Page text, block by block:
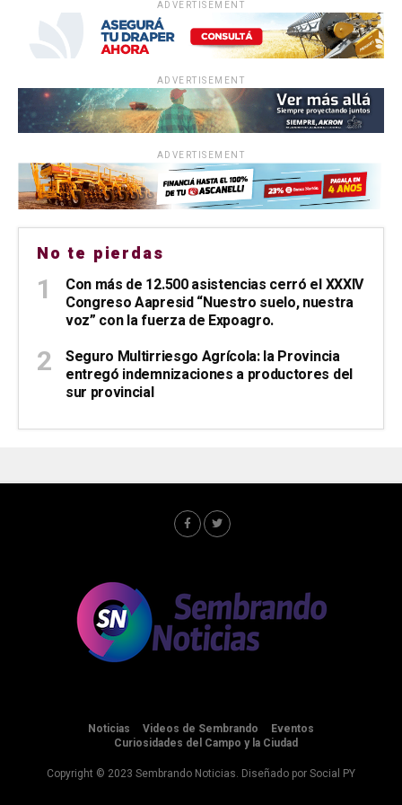
ADVERTISEMENT
ADVERTISEMENT
ADVERTISEMENT
No te pierdas
Con más de 12.500 asistencias cerró el XXXIV
Congreso Aapresid “Nuestro suelo, nuestra
voz” con la fuerza de Expoagro.
Seguro Multirriesgo Agrícola: la Provincia
entregó indemnizaciones a productores del
sur provincial
Noticias Videos de Sembrando
Eventos
Curiosidades del Campo y la Ciudad
Copyright © 2023 Sembrando Noticias. Diseñado por Social PY